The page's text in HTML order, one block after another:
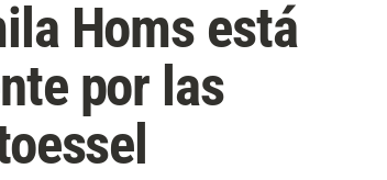
Homs está
por las